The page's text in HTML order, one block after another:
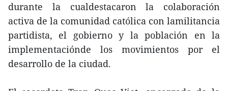
durante la cualdestacaron la colaboración
activa de la comunidad católica con lamilitancia
partidista, el gobierno y la población en la
implementaciónde los movimientos por el
desarrollo de la ciudad.